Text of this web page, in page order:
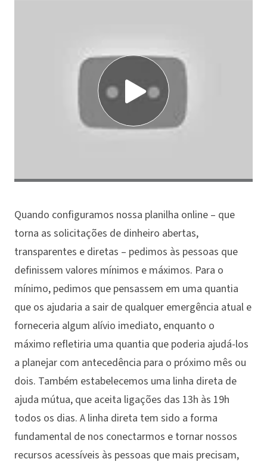
Quando configuramos nossa planilha online – que
torna as solicitações de dinheiro abertas,
transparentes e diretas – pedimos às pessoas que
definissem valores mínimos e máximos. Para o
mínimo, pedimos que pensassem em uma quantia
que os ajudaria a sair de qualquer emergência atual e
forneceria algum alívio imediato, enquanto o
máximo refletiria uma quantia que poderia ajudá-los
a planejar com antecedência para o próximo mês ou
dois. Também estabelecemos uma linha direta de
ajuda mútua, que aceita ligações das 13h às 19h
todos os dias. A linha direta tem sido a forma
fundamental de nos conectarmos e tornar nossos
recursos acessíveis às pessoas que mais precisam,